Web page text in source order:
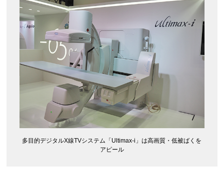
多目的デジタルX線TVシステム「Ultimax-i」は高画質・低被ばくを
アピール